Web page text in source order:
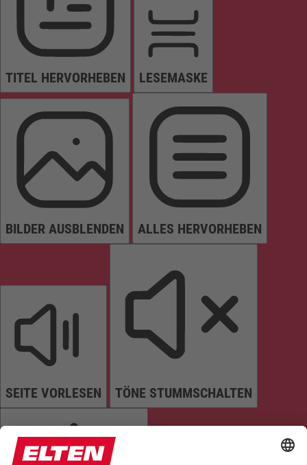
TITEL HERVORHEBEN LESEMASKE
BILDER AUSBLENDEN ALLES HERVORHEBEN
SEITE VORLESEN TÖNE STUMMSCHALTEN